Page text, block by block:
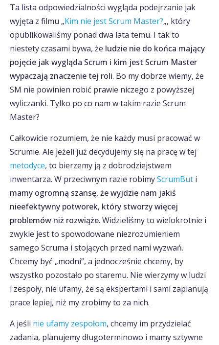
Ta lista odpowiedzialności wygląda podejrzanie jak
wyjęta z filmu „Kim nie jest Scrum Master?„, który
opublikowaliśmy ponad dwa lata temu. I tak to
niestety czasami bywa, że ludzie nie do końca mający
pojęcie jak wygląda Scrum i kim jest Scrum Master
wypaczają znaczenie tej roli. Bo my dobrze wiemy, że
SM nie powinien robić prawie niczego z powyższej
wyliczanki. Tylko po co nam w takim razie Scrum
Master?
Całkowicie rozumiem, że nie każdy musi pracować w
Scrumie. Ale jeżeli już decydujemy się na pracę w tej
metodyce, to bierzemy ją z dobrodziejstwem
inwentarza. W przeciwnym razie robimyScrumBut i
mamy ogromną szansę, że wyjdzie nam jakiś
nieefektywny potworek, który stworzy więcej
problemów niż rozwiąże. Widzieliśmy to wielokrotnie i
zwykle jest to spowodowane niezrozumieniem
samego Scruma i stojących przed nami wyzwań.
Chcemy być „modni”, a jednocześnie chcemy, by
wszystko pozostało po staremu. Nie wierzymy w ludzi
i zespoły, nie ufamy, że są ekspertami i sami zaplanują
prace lepiej, niż my zrobimy to za nich.
A jeśli nie ufamy zespołom, chcemy im przydzielać
zadania, planujemy długoterminowo i mamy sztywne